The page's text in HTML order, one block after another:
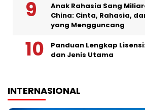
Anak Rahasia Sang
China: Cinta, Rahasia,
yang Mengguncang
Panduan Lengkap
dan Jenis Utama
INTERNASIONAL